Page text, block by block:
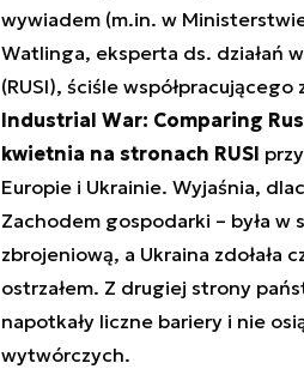
wywiadem (m.in. w
Watlinga, eksperta ds. działań
(RUSI), ściśle
Industrial War: Comparing
kwietnia na stronach RUSI
Europie i Ukrainie. Wyjaśnia,
Zachodem gospodarki – była w
zbrojeniową, a Ukraina zdołała
ostrzałem. Z drugiej strony
napotkały liczne bariery i nie
wytwórczych.